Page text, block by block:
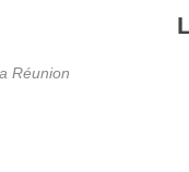
Réunion